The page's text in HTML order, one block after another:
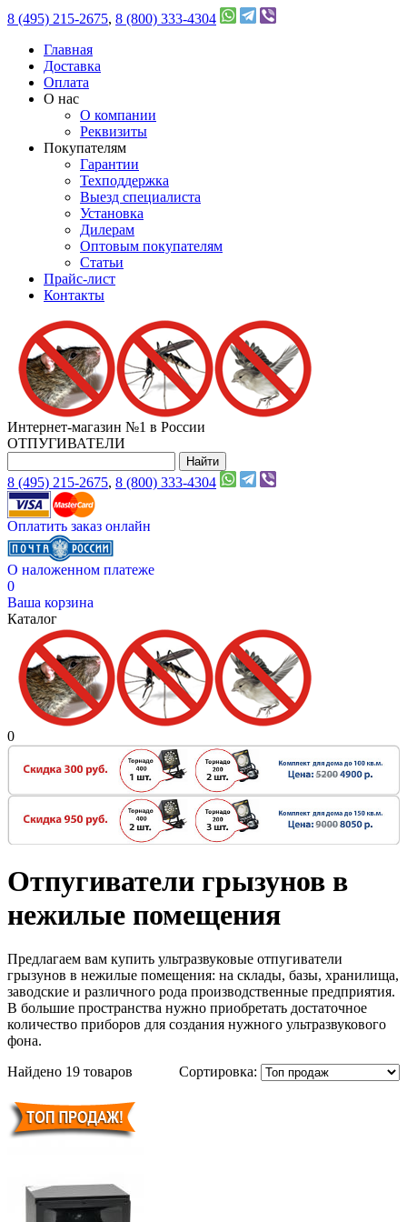
8 (495) 215-2675, 8 (800) 333-4304
Главная
Доставка
Оплата
О нас
О компании
Реквизиты
Покупателям
Гарантии
Техподдержка
Выезд специалиста
Установка
Дилерам
Оптовым покупателям
Статьи
Прайс-лист
Контакты
Интернет-магазин №1 в России
ОТПУГИВАТЕЛИ
8 (495) 215-2675, 8 (800) 333-4304
Оплатить заказ онлайн
О наложенном платеже
0
Ваша корзина
Каталог
0
Отпугиватели грызунов в
нежилые помещения
Предлагаем вам купить ультразвуковые отпугиватели
грызунов в нежилые помещения: на склады, базы, хранилища,
заводские и различного рода производственные предприятия.
В большие пространства нужно приобретать достаточное
количество приборов для создания нужного ультразвукового
фона.
Найдено 19 товаров
Сортировка: